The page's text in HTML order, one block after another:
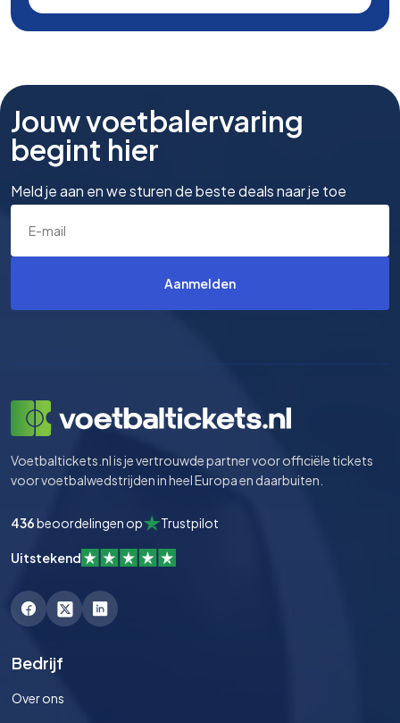
Jouw voetbalervaring
begint hier
Meld je aan en we sturen de beste deals naar je toe
Aanmelden
Voetbaltickets.nl is je vertrouwde partner voor officiële tickets
voor voetbalwedstrijden in heel Europa en daarbuiten.
436beoordelingen op Trustpilot
Uitstekend
Bedrijf
Over ons